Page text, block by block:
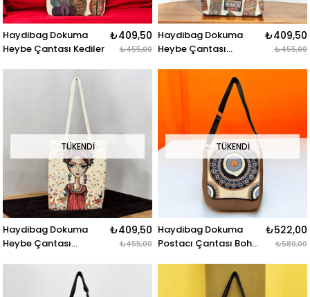
Haydibag Dokuma
Heybe Çantası Kediler
₺409,50
₺455,00
Haydibag Dokuma
Heybe Çantası
₺409,50
₺455,00
TÜKENDI
Haydibag Dokuma
Heybe Çantası
₺409,50
₺455,00
TÜKENDI
Haydibag Dokuma
Postacı Çantası Boho
₺522,00
₺580,00